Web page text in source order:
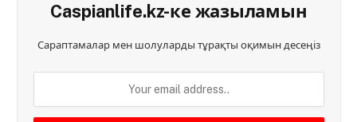
Caspianlife.kz-ке жазыламын
Сараптамалар мен шолуларды тұрақты оқимын десеңіз